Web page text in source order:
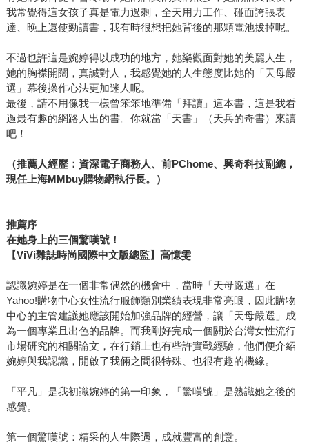
我常覺得這女孩子真是電力過剩，全天用力工作、碰面誇張表
達、晚上還使勁讀書，我有時很想把她背後的那顆電池拔掉呢。
不過也許這是婉婷得以成功的地方，她樂觀面對她的美麗人生，
她的胸襟開闊，真誠對人，我感覺她的人生態度比她的「天母嚴
選」幕後操作心法更加迷人呢。
最後，請不用像我一樣曾笨笨地準備「拜讀」這本書，這是我看
過最有趣的網路人出的書。你就當「天書」（天兵的奇書）來讀
吧！
（推薦人經歷：資深電子商務人、前PChome、興奇科技副總，
現任上海MMbuy購物網執行長。）
推薦序
在她身上的三個驚嘆號！
【ViVi雜誌時尚國際中文版總監】高憶雯
認識婉婷是在一個非常偶然的機會中，當時「天母嚴選」在
Yahoo!購物中心女性流行服飾類別業績表現非常亮眼，因此購物
中心的主管建議她應該開始加強品牌的經營，讓「天母嚴選」成
為一個專業且出色的品牌。而我剛好完成一個關於台灣女性流行
市場研究的相關論文，在行銷上也有些許實戰經驗，他們便介紹
婉婷與我認識，開啟了我倆之間很特殊、也很有趣的機緣。
「平凡」是我初識婉婷的第一印象，「驚嘆號」是熟識她之後的
感覺。
第一個驚嘆號：精采的人生際遇，成就豐富的創意。